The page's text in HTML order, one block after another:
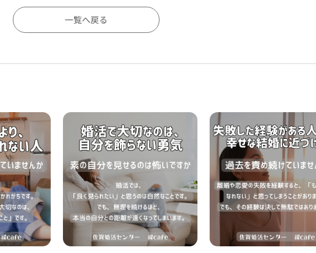
一覧へ戻る